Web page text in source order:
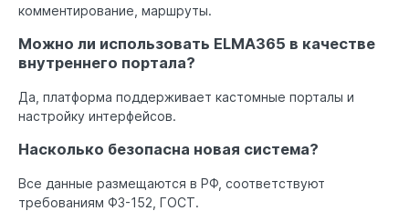
комментирование, маршруты.
Можно ли использовать ELMA365 в качестве
внутреннего портала?
Да, платформа поддерживает кастомные порталы и
настройку интерфейсов.
Насколько безопасна новая система?
Все данные размещаются в РФ, соответствуют
требованиям ФЗ-152, ГОСТ.